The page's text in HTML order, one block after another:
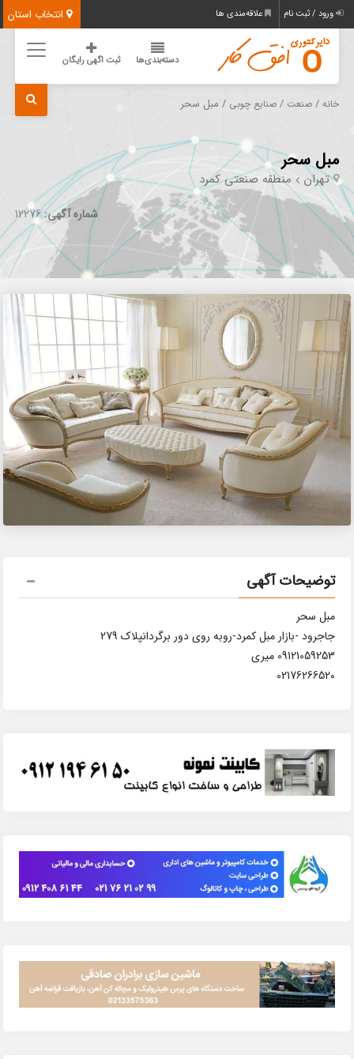
انتخاب استان ورود / ثبت نام علاقه‌مندی ها
دسته‌بندی‌ها ثبت اگهی رایگان
خانه /صنعت /صنایع چوبی / مبل سحر
مبل سحر
تهران منطقه صنعتی کمرد
شماره آگهی:12276
توضیحات آگهی
مبل سحر
جاجرود -بازار مبل کمرد-روبه روی دور برگردانپلاک 279
09121059253 میری
02176266520